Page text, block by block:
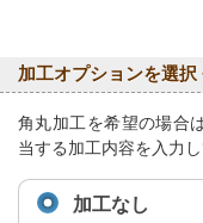
加工オプションを選択
角丸加工を希望の場合
当する加工内容を入力し
加工なし